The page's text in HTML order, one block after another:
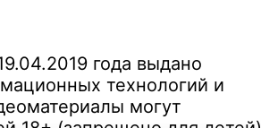
года выдано
технологий и
могут